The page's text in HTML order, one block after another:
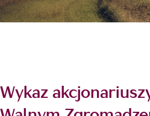
Wykaz